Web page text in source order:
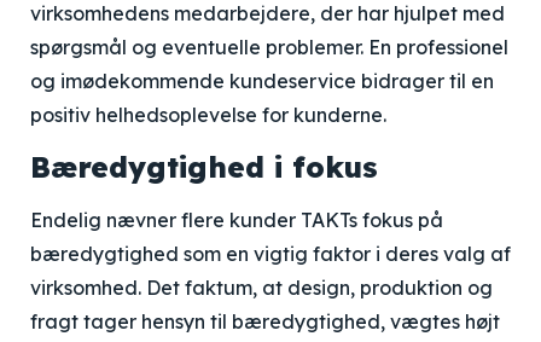
virksomhedens medarbejdere, der har hjulpet med
spørgsmål og eventuelle problemer. En professionel
og imødekommende kundeservice bidrager til en
positiv helhedsoplevelse for kunderne.
Bæredygtighed i fokus
Endelig nævner flere kunder TAKTs fokus på
bæredygtighed som en vigtig faktor i deres valg af
virksomhed. Det faktum, at design, produktion og
fragt tager hensyn til bæredygtighed, vægtes højt